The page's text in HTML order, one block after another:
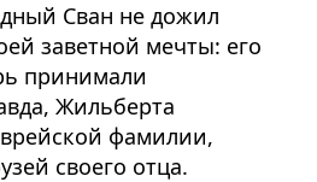
Сван не дожил
заветной мечты: его
принимали
Жильберта
фамилии,
своего отца.